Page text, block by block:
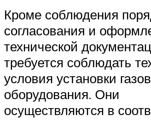
Кроме соблюдения
согласования и
технической
требуется соблюдать
условия установки
оборудования. Они
осуществляются в